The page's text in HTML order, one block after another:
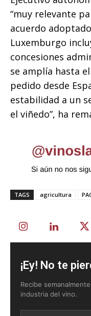
“muy relevante
acuerdo
Luxemburgo
concesiones
se amplía hasta
pedido desde
estabilidad a un
el viñedo”, ha
TAGS agricultura
¡Ey! No te
Recibe
industria del vino.